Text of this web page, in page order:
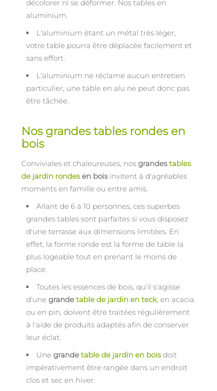
décolorer ni se déformer. Nos tables en
aluminium.
L'aluminium étant un métal très léger,
votre table pourra être déplacée facilement et
sans effort.
L'aluminium ne réclame aucun entretien
particulier, une table en alu ne peut donc pas
être tâchée.
Nos grandes tables rondes en
bois
Conviviales et chaleureuses, nos grandestables
de jardin rondesen boisinvitent à d'agréables
moments en famille ou entre amis.
Allant de 6 à 10 personnes, ces superbes
grandes tables sont parfaites si vous disposez
d'une terrasse aux dimensions limitées. En
effet, la forme ronde est la forme de table la
plus logeable tout en prenant le moins de
place.
Toutes les essences de bois, qu'il s'agisse
d'une grande table de jardin en teck , en acacia
ou en pin, doivent être traitées régulièrement
à l'aide de produits adaptés afin de conserver
leur éclat.
Une grande table de jardin en boisdoit
impérativement être rangée dans un endroit
clos et sec en hiver.